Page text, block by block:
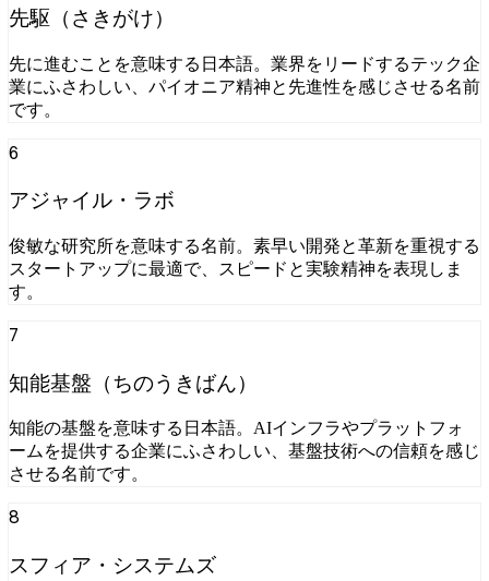
先駆（さきがけ）
先に進むことを意味する日本語。業界をリードするテック企
業にふさわしい、パイオニア精神と先進性を感じさせる名前
です。
6
アジャイル・ラボ
俊敏な研究所を意味する名前。素早い開発と革新を重視する
スタートアップに最適で、スピードと実験精神を表現しま
す。
7
知能基盤（ちのうきばん）
知能の基盤を意味する日本語。AIインフラやプラットフォ
ームを提供する企業にふさわしい、基盤技術への信頼を感じ
させる名前です。
8
スフィア・システムズ